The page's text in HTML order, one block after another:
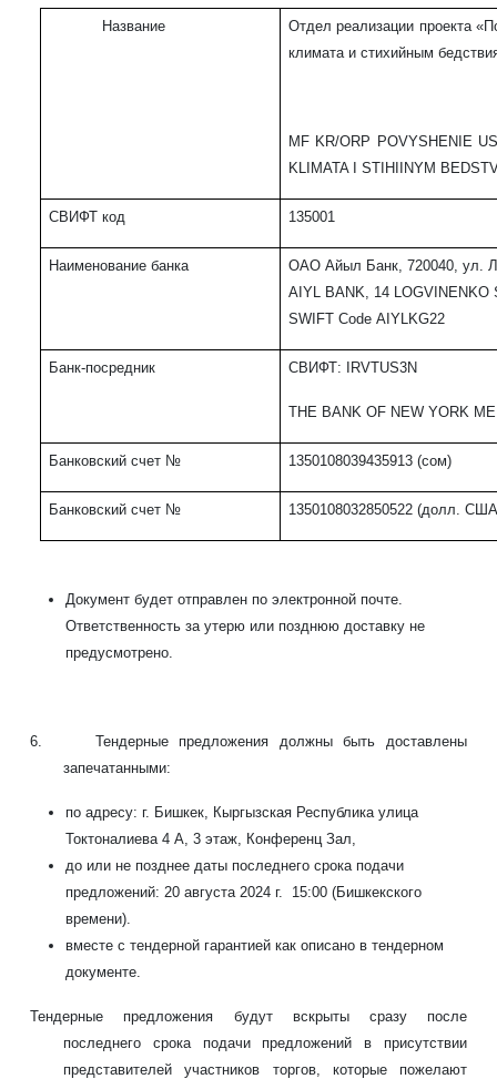
Название Отдел реализации проекта «
климата и стихийным
MF KR/ORP POVYSHENIE
KLIMATA I STIHIINYM
СВИФТ код 135001
Наименование банка ОАО Айыл Банк, 720040 , ул.
AIYL BANK , 14 LOGVINENKO
SWIFT Code AIYLKG22
Банк-посредник СВИФТ: IRVTUS3N
THE BANK OF NEW YORK
Банковский счет № 1350108039435913 (сом)
Банковский счет № 1350108032850522 (долл. США
Документ будет отправлен по электронной почте.
Ответственность за утерю или позднюю доставку не
предусмотрено.
6. Тендерные предложения должны быть доставлены
запечатанными:
по адресу: г. Бишкек, Кыргызская Республика улица
Токтоналиева 4 А, 3 этаж, Конференц Зал,
до или не позднее даты последнего срока подачи
предложений: 20 августа 2024 г. 15:00 (Бишкекского
времени).
вместе с тендерной гарантией как описано в тендерном
документе.
Тендерные предложения будут вскрыты сразу после
последнего срока подачи предложений в присутствии
представителей участников торгов, которые пожелают